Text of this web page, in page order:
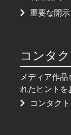
重要な開示
コンタ
メディア作
れたヒントを
コンタク